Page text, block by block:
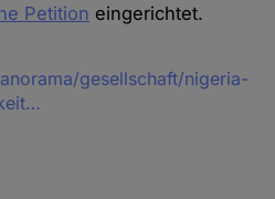
Petition eingerichtet.
gesellschaft/nigeria-